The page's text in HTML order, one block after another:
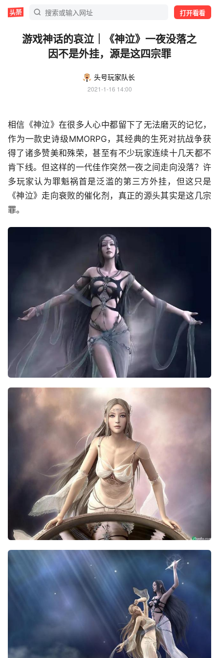
打开看看
游戏神话的哀泣｜《神泣》一夜没落之
因不是外挂，源是这四宗罪
头号玩家队长
2021-1-16 14:00
相信《神泣》在很多人心中都留下了无法磨灭的记忆，
作为一款史诗级MMORPG，其经典的生死对抗战争获
得了诸多赞美和殊荣，甚至有不少玩家连续十几天都不
肯下线。但这样的一代佳作突然一夜之间走向没落？许
多玩家认为罪魁祸首是泛滥的第三方外挂，但这只是
《神泣》走向衰败的催化剂，真正的源头其实是这几宗
罪。